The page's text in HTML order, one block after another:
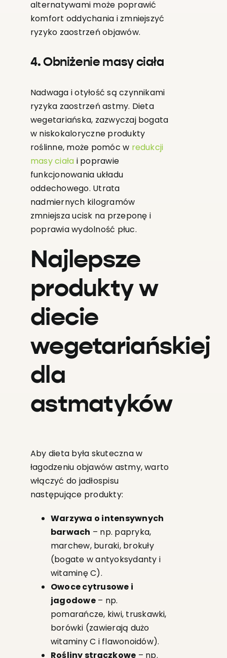
alternatywami może poprawić
komfort oddychania i zmniejszyć
ryzyko zaostrzeń objawów.
4. Obniżenie masy ciała
Nadwaga i otyłość są czynnikami
ryzyka zaostrzeń astmy. Dieta
wegetariańska, zazwyczaj bogata
w niskokaloryczne produkty
roślinne, może pomóc w redukcji
masy ciała i poprawie
funkcjonowania układu
oddechowego. Utrata
nadmiernych kilogramów
zmniejsza ucisk na przeponę i
poprawia wydolność płuc.
Najlepsze
produkty w
diecie
wegetariańskiej
dla
astmatyków
Aby dieta była skuteczna w
łagodzeniu objawów astmy, warto
włączyć do jadłospisu
następujące produkty:
Warzywa o intensywnych
barwach – np. papryka,
marchew, buraki, brokuły
(bogate w antyoksydanty i
witaminę C).
Owoce cytrusowe i
jagodowe– np.
pomarańcze, kiwi, truskawki,
borówki (zawierają dużo
witaminy C i flawonoidów).
Rośliny strączkowe – np.